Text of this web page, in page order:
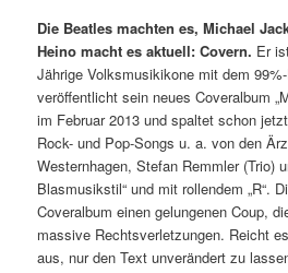
Die Beatles machten es, Michael
Heino macht es aktuell: Covern. Er
Jährige Volksmusikikone mit dem
veröffentlicht sein neues Coveralbum
im Februar 2013 und spaltet schon
Rock- und Pop-Songs u. a. von den
Westernhagen, Stefan Remmler (Trio)
Blasmusikstil“ und mit rollendem „R“.
Coveralbum einen gelungenen Coup,
massive Rechtsverletzungen. Reicht
aus, nur den Text unverändert zu